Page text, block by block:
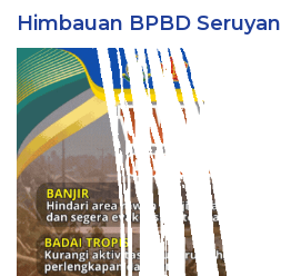
Himbauan BPBD Seruyan